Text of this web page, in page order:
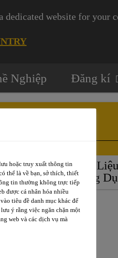
dedicated website for your
Nghiệp Đăng kí
Phân
/ Bán Lẻ
Tài
Ứng
hoặc truy xuất thông tin
thể là về bạn, sở thích, thiết
tin thường không trực tiếp
được cá nhân hóa nhiều
tiêu đề danh mục khác để
ý rằng việc ngăn chặn một
web và các dịch vụ mà